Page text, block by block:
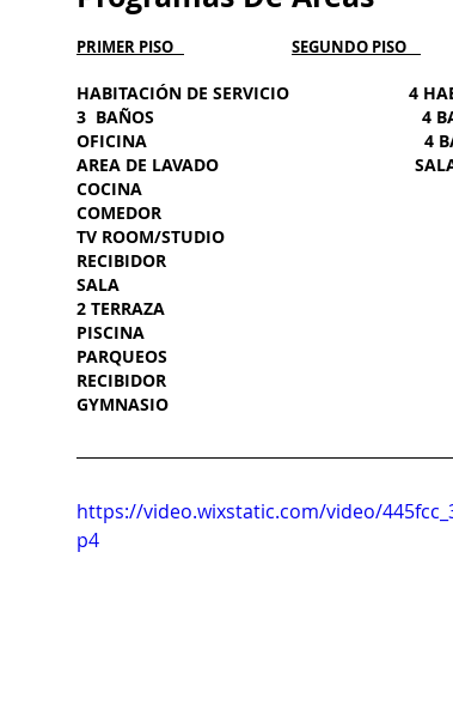
OBRAS DE CONSTRUCCION
PRIMER PISO SEGUNDO PISO
HABITACIÓN DE SERVICIO                         4
3  BAÑOS                                                        4
OFICINA                                                          4
AREA DE LAVADO
COCINA
COMEDOR
TV ROOM/STUDIO
RECIBIDOR
SALA
2 TERRAZA
PISCINA
PARQUEOS
RECIBIDOR
GYMNASIO
https://video.wixstatic.com/video/
p4